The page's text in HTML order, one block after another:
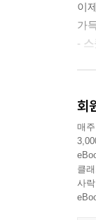
문
현
쟁
〉
인
‘
이
가
-
-
심
그
한
셰
회
매
클
사